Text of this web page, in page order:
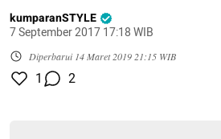
kumparanSTYLE
7 September 2017 17:18 WIB
Diperbarui 14 Maret 2019 21:15 WIB
1 2